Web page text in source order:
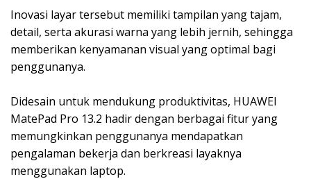
Inovasi layar tersebut memiliki tampilan yang tajam,
detail, serta akurasi warna yang lebih jernih, sehingga
memberikan kenyamanan visual yang optimal bagi
penggunanya.
Didesain untuk mendukung produktivitas, HUAWEI
MatePad Pro 13.2 hadir dengan berbagai fitur yang
memungkinkan penggunanya mendapatkan
pengalaman bekerja dan berkreasi layaknya
menggunakan laptop.